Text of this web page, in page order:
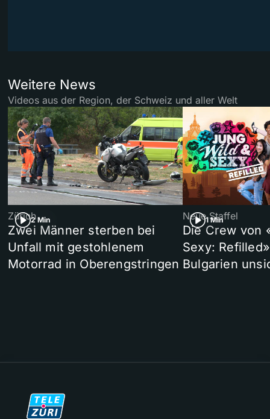
Weitere News
Videos aus der Region, der Schweiz und aller Welt
2 Min
Zürich
Zwei Männer sterben bei
Unfall mit gestohlenem
Motorrad in Oberengstringen
1 Min
Neue Staffel
Die Crew von
Sexy:
Bulgarien